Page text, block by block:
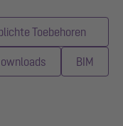
Toebehoren
BIM